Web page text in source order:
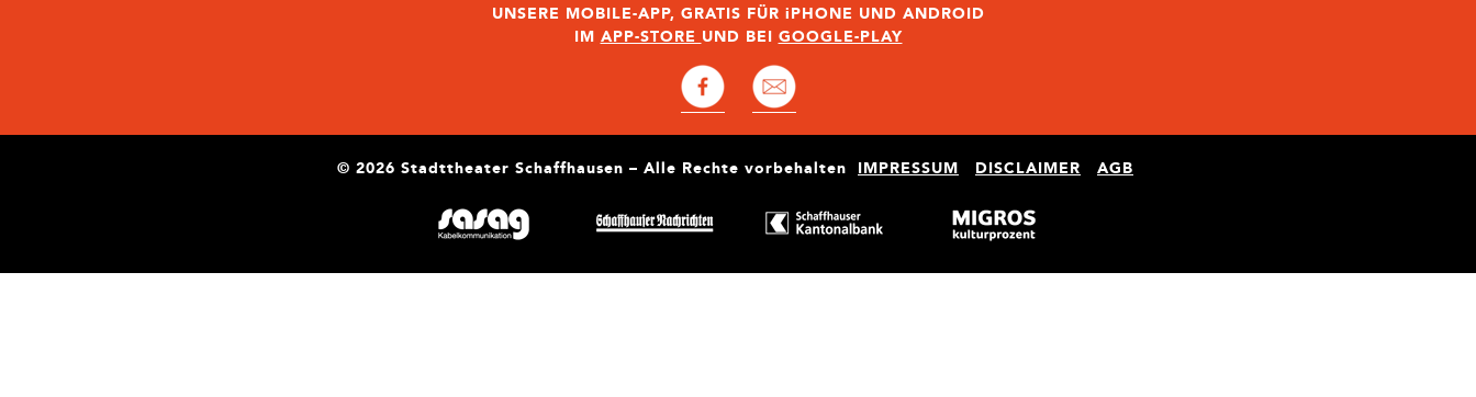
UNSERE MOBILE-APP, GRATIS FÜR iPHONE UND ANDROID
IM APP-STORE UND BEI GOOGLE-PLAY
© 2026 Stadttheater Schaffhausen – Alle Rechte vorbehalten IMPRESSUM DISCLAIMER AGB